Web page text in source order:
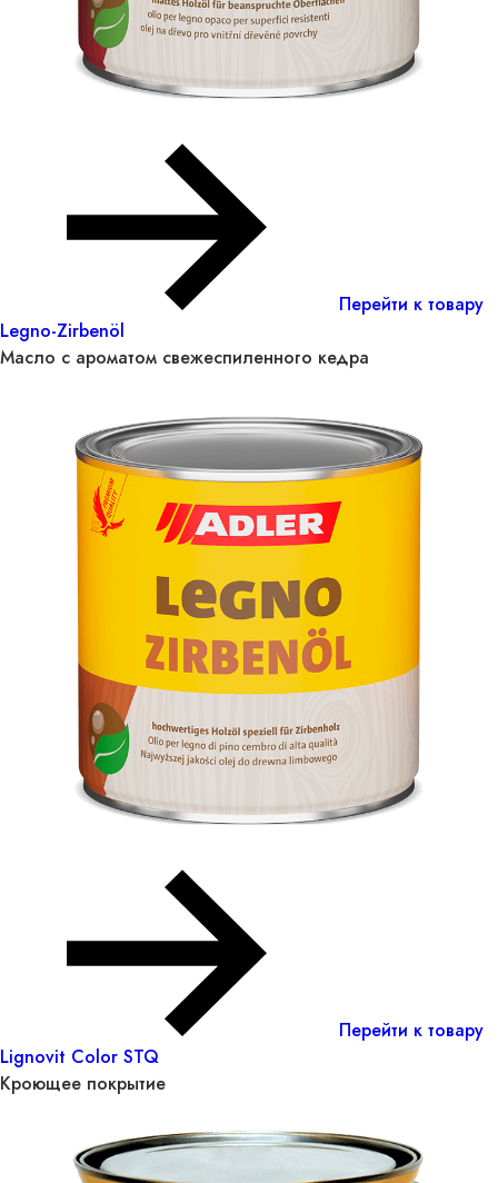
Перейти к товару
Legno-Zirbenöl
Масло с ароматом свежеспиленного кедра
Перейти к товару
Lignovit Color STQ
Кроющее покрытие